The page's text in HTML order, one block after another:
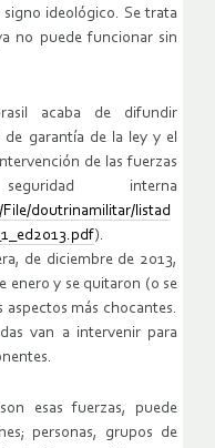
ideológico. Se trata
no puede funcionar sin
acaba de difundir
garantía de la ley y el
de las fuerzas
interna
doutrinamilitar/listad
).
de diciembre de 2013,
enero y se quitaron (o se
aspectos más chocantes.
van a intervenir para
.
esas fuerzas, puede
; personas, grupos de